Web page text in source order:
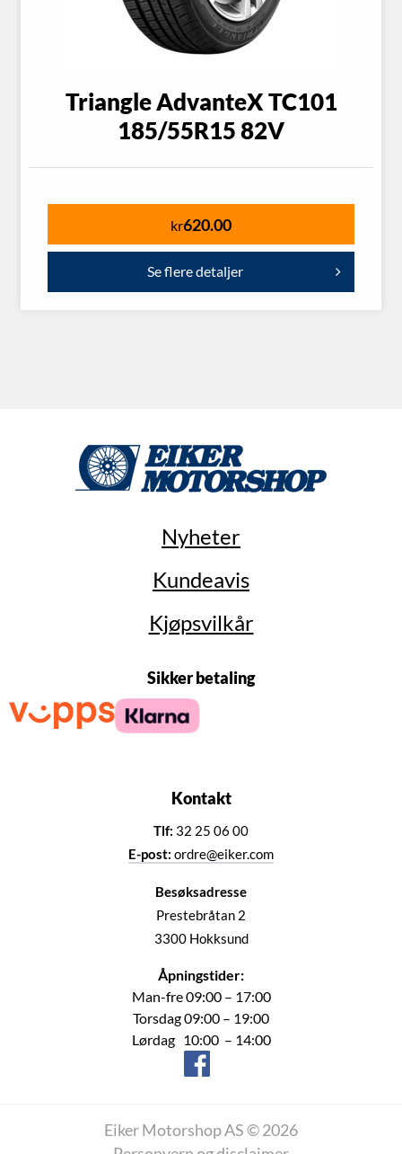
Triangle AdvanteX TC101
185/55R15 82V
kr620.00
Se flere detaljer
Nyheter
Kundeavis
Kjøpsvilkår
Sikker betaling
Kontakt
Tlf: 32 25 06 00
E-post: ordre@eiker.com
Besøksadresse
Prestebråtan 2
3300 Hokksund
Åpningstider:
Man-fre 09:00 – 17:00
Torsdag 09:00 – 19:00
Lørdag 10:00 – 14:00
Eiker Motorshop AS © 2026